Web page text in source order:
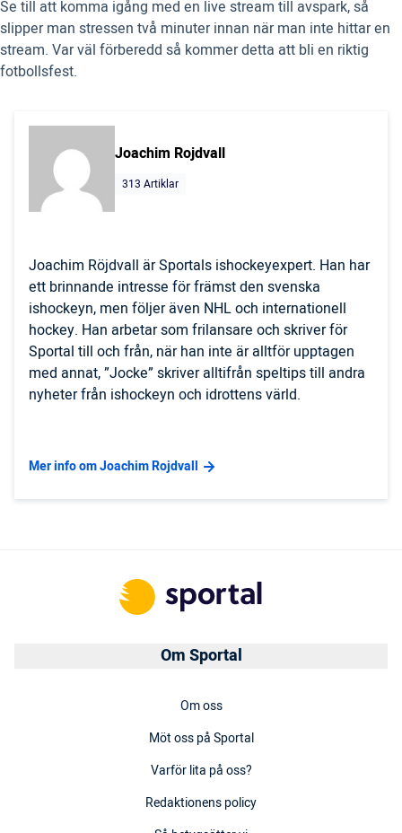
Se till att komma igång med en live stream till avspark, så
slipper man stressen två minuter innan när man inte hittar en
stream. Var väl förberedd så kommer detta att bli en riktig
fotbollsfest.
Joachim Rojdvall
313 Artiklar
Joachim Röjdvall är Sportals ishockeyexpert. Han har
ett brinnande intresse för främst den svenska
ishockeyn, men följer även NHL och internationell
hockey. Han arbetar som frilansare och skriver för
Sportal till och från, när han inte är alltför upptagen
med annat, ”Jocke” skriver alltifrån speltips till andra
nyheter från ishockeyn och idrottens värld.
Mer info om Joachim Rojdvall
Om Sportal
Om oss
Möt oss på Sportal
Varför lita på oss?
Redaktionens policy